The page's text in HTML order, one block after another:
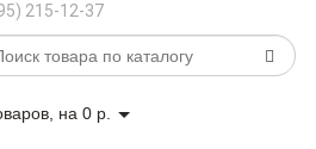
215-12-37
на 0 р.